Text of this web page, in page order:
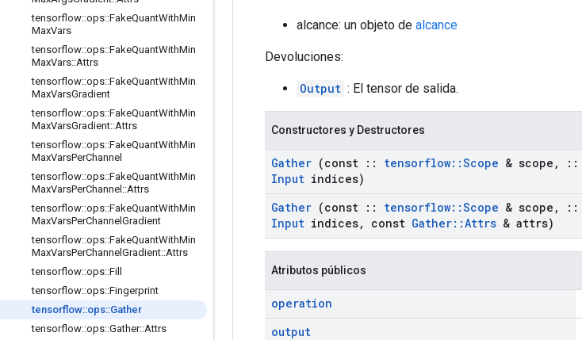
tensorflow::ops::FakeQuantWithMin
MaxVars
tensorflow::ops::FakeQuantWithMin
MaxVars::Attrs
tensorflow::ops::FakeQuantWithMin
MaxVarsGradient
tensorflow::ops::FakeQuantWithMin
MaxVarsGradient::Attrs
tensorflow::ops::FakeQuantWithMin
MaxVarsPerChannel
tensorflow::ops::FakeQuantWithMin
MaxVarsPerChannel ::Attrs
tensorflow::ops::FakeQuantWithMin
MaxVarsPerChannel Gradient
tensorflow::ops::FakeQuantWithMin
MaxVarsPerChannel Gradient::Attrs
tensorflow::ops::Fill
tensorflow::ops::Fingerprint
tensorflow::ops::Gather
tensorflow::ops::Gather::Attrs
alcance: un objeto de alcance
Devoluciones:
Output : El tensor de salida.
Constructores y Destructores
Gather (const :: tensorflow::Scope & scope , ::
Input indices)
Gather (const :: tensorflow::Scope & scope , ::
Input indices, const Gather::Attrs & attrs)
Atributos públicos
operation
output